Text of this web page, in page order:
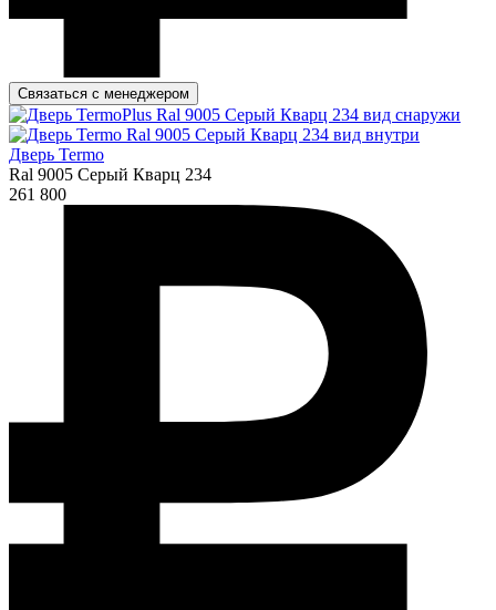
Связаться с менеджером
Дверь Termo
Ral 9005 Серый Кварц 234
261 800